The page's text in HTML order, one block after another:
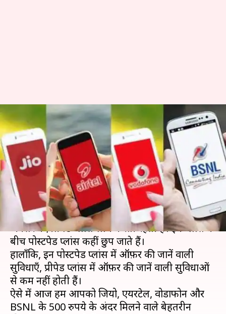
जियो, एयरटेल, वोडाफोन और BSNL
के 500 रुपये के अंदर मिलने वाले
बेहतरीन पोस्टपेड प्लांस
लेखन प्रदीप मौर्य Jul 29, 2019 11:14 am
क्या है खबर?
टेलीकॉम कंपनियाँ अपने ग्राहकों को ख़ुश करने के लिए
अक्सर नए प्रीपेड प्लांस लॉंच करती रहती हैं। इन प्लांस के
बीच पोस्टपेड प्लांस कहीं छुप जाते हैं।
हालाँकि, इन पोस्टपेड प्लांस में ऑफ़र की जानें वाली
सुविधाएँ, प्रीपेड प्लांस में ऑफ़र की जानें वाली सुविधाओं
से कम नहीं होती हैं।
ऐसे में आज हम आपको जियो, एयरटेल, वोडाफोन और
BSNL के 500 रुपये के अंदर मिलने वाले बेहतरीन